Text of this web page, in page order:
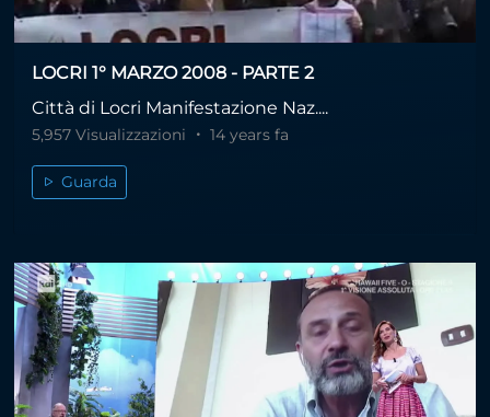
LOCRI 1° MARZO 2008 - PARTE 2
Città di Locri Manifestazione Naz....
5,957 Visualizzazioni 14 years fa
Guarda